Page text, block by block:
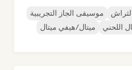
موسيقى الجاز التجريبية
اللحني
ميتال/هيفي ميتال